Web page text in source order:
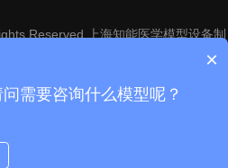
Reserved 上海知能医学模型设备制
×
需要咨询什么模型呢？